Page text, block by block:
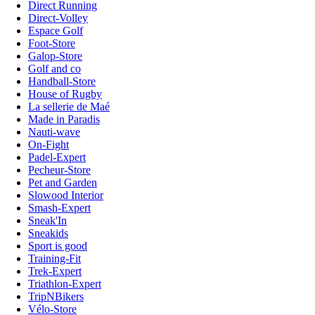
Direct Running
Direct-Volley
Espace Golf
Foot-Store
Galop-Store
Golf and co
Handball-Store
House of Rugby
La sellerie de Maé
Made in Paradis
Nauti-wave
On-Fight
Padel-Expert
Pecheur-Store
Pet and Garden
Slowood Interior
Smash-Expert
Sneak'In
Sneakids
Sport is good
Training-Fit
Trek-Expert
Triathlon-Expert
TripNBikers
Vélo-Store